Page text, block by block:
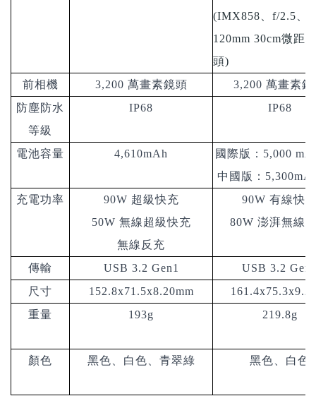
(IMX858 、f/2.5
120mm 30cm微距
頭)
前相機
3,200 萬畫素鏡頭 3,200 萬畫素鏡
防塵防水
等級
IP68 IP68
電池容量 4,610mAh
國際版：5,000
中國版：
充電功率
90W 超級快充
50W 無線超級快充
無線反充
90W 有線快
80W 澎湃無線
傳輸 USB 3.2 Gen1
USB 3.2
尺寸
152.8x71.5x8.20mm
重量
193g 219.8g
顏色 黑色、白色、青翠綠 黑色、白色